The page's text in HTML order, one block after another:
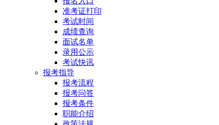
准考证打印
考试时间
成绩查询
面试名单
录用公示
考试快讯
报考指导
报考流程
报考问答
报考条件
职能介绍